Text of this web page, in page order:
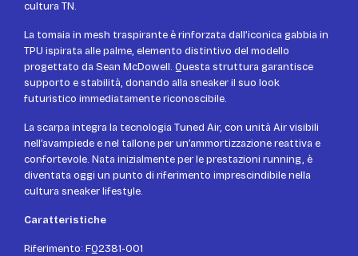
cultura TN.
La tomaia in mesh traspirante è rinforzata dall’iconica gabbia in
TPU ispirata alle palme, elemento distintivo del modello
progettato da Sean McDowell. Questa struttura garantisce
supporto e stabilità, donando alla sneaker il suo look
futuristico immediatamente riconoscibile.
La scarpa integra la tecnologia Tuned Air, con unità Air visibili
nell’avampiede e nel tallone per un’ammortizzazione reattiva e
confortevole. Nata inizialmente per le prestazioni running, è
diventata oggi un punto di riferimento imprescindibile nella
cultura sneaker lifestyle.
Caratteristiche
Riferimento: FQ2381-001